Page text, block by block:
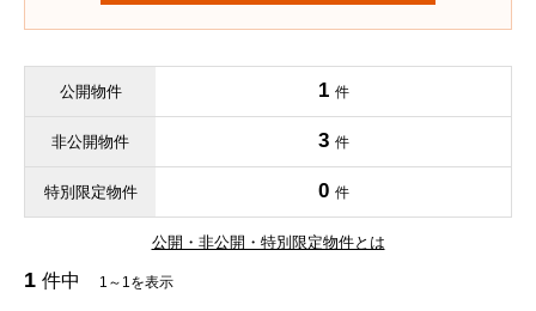
公開物件 1 件
非公開物件 3 件
特別限定物件 0 件
公開・非公開・特別限定物件とは
1 件中 1～1を表示